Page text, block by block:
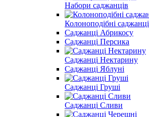
Набори саджанців
Колоноподібні саджанці
Саджанці Абрикосу
Саджанці Персика
Саджанці Нектарину
Саджанці Яблуні
Саджанці Груші
Саджанці Сливи